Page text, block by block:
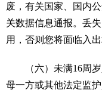
废，有关国家、国内
关数据信息通报。丢
用，否则您将面临入出
（六）未满16周
母一方或其他法定监